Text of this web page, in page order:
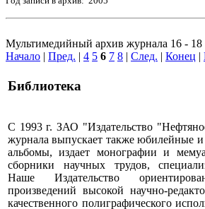
Мультимедийный архив журнала 16 - 18
Начало | Пред. | 4 5 6 7 8 | След. | Конец |
Библиотека
С 1993 г. ЗАО "Издательство
журнала выпускает также юбилейные
альбомы, издает монографии и
сборники научных трудов,
Наше Издательство
произведений высокой научно-
качественного полиграфического